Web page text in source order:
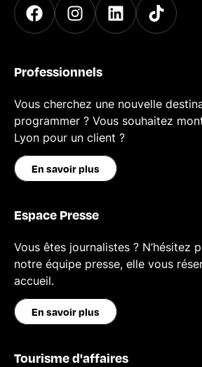
Professionnels
Vous cherchez une nouvelle
programmer ? Vous souhaitez
Lyon pour un client ?
En savoir plus
Espace Presse
Vous êtes journalistes ? N’hésitez
notre équipe presse, elle vous
accueil.
En savoir plus
Tourisme d'affaires